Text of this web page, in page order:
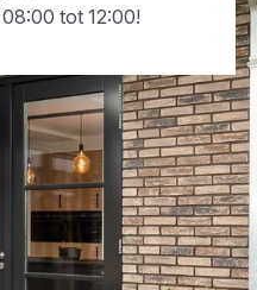
tot 12:00!